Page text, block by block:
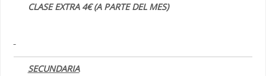
CLASE EXTRA 4€ (A PARTE DEL MES)
SECUNDARIA